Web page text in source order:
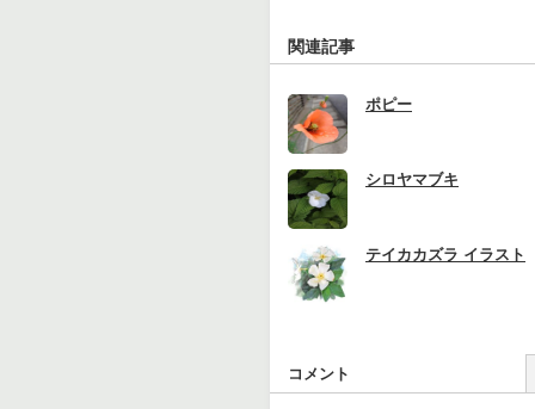
関連記事
ポピー
シロヤマブキ
テイカカズラ イラスト
コメント